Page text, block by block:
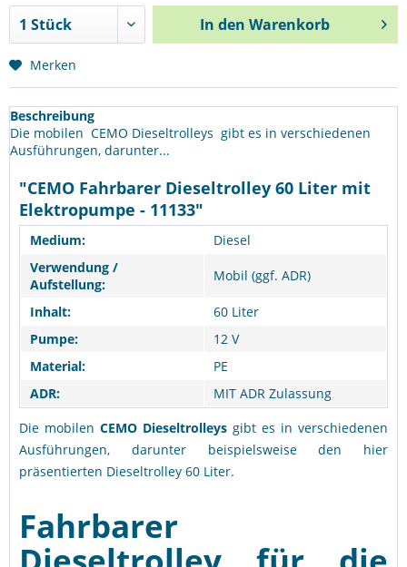
In den Warenkorb
Merken
Beschreibung
Die mobilen CEMO Dieseltrolleys gibt es in verschiedenen
Ausführungen, darunter...
"CEMO Fahrbarer Dieseltrolley 60 Liter mit
Elektropumpe - 11133"
Medium:
Diesel
Verwendung /
Aufstellung:
Mobil (ggf. ADR)
Inhalt:
60 Liter
Pumpe:
12 V
Material:
PE
ADR:
MIT ADR Zulassung
Die mobilen CEMO Dieseltrolleys gibt es in verschiedenen
Ausführungen, darunter beispielsweise den hier
präsentierten Dieseltrolley 60 Liter.
Fahrbarer